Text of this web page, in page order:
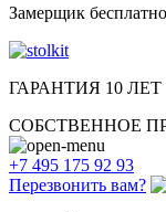
Замерщик бесплатно
ГАРАНТИЯ 10 ЛЕТ
СОБСТВЕННОЕ
+7 495 175 92 93
Перезвонить вам?